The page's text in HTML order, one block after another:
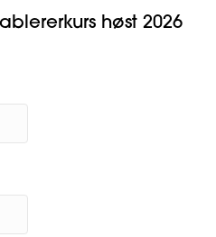
høst 2026